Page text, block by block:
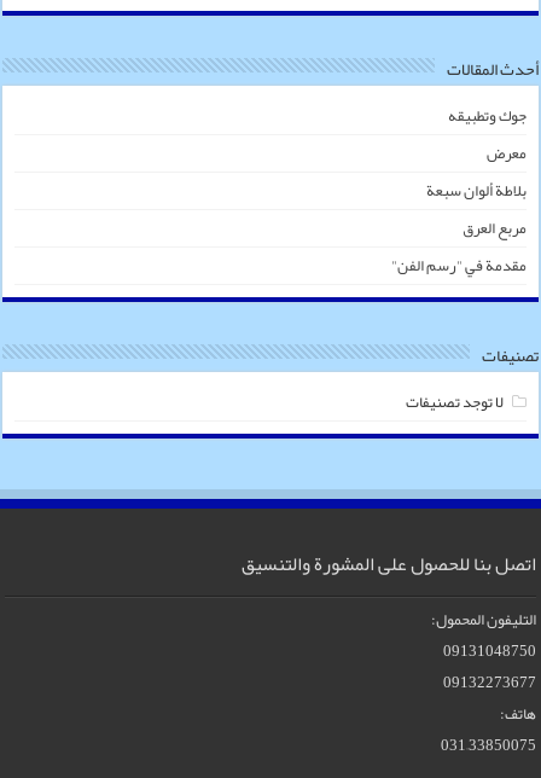
أحدث المقالات
جوك وتطبيقه
معرض
بلاطة ألوان سبعة
مربع العرق
مقدمة في "رسم الفن"
تصنيفات
لا توجد تصنيفات
اتصل بنا للحصول على المشورة والتنسيق
التليفون المحمول:
09131048750
09132273677
هاتف:
33850075–031